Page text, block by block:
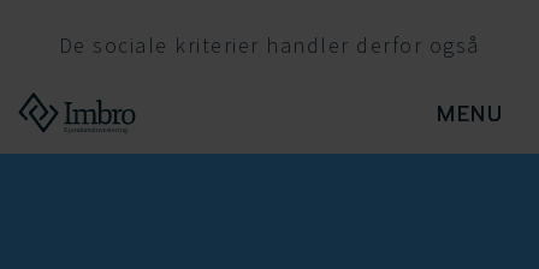
De sociale kriterier handler derfor også
relationer til blandt andet sine